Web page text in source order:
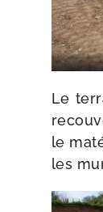
Le
le
les